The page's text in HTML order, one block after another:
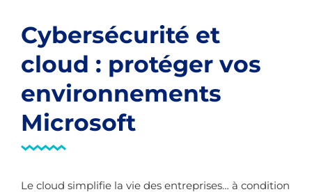
Cybersécurité et
cloud : protéger vos
environnements
Microsoft
Le cloud simplifie la vie des entreprises… à condition